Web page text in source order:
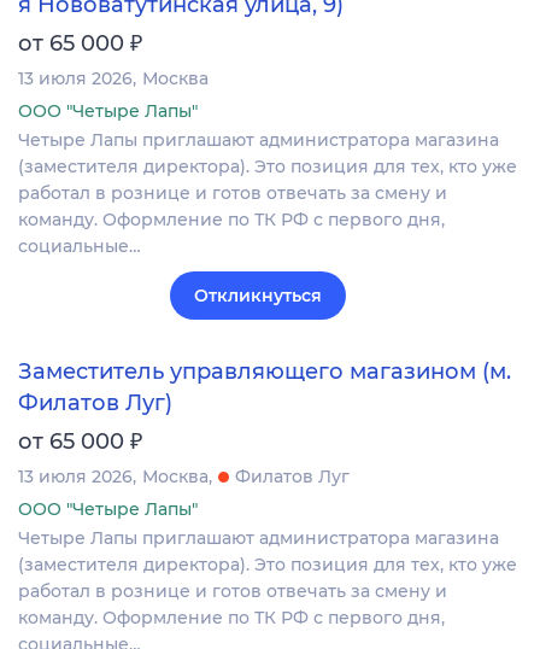
от 65 000 ₽
13 июля 2026 Москва
ООО "Четыре Лапы"
Четыре Лапы приглашают администратора магазина
(заместителя директора). Это позиция для тех, кто уже
работал в рознице и готов отвечать за смену и
команду. Оформление по ТК РФ с первого дня,
социальные…
Откликнуться
Заместитель управляющего магазином (м.
Филатов Луг)
от 65 000 ₽
13 июля 2026 Москва
Филатов Луг
ООО "Четыре Лапы"
Четыре Лапы приглашают администратора магазина
(заместителя директора). Это позиция для тех, кто уже
работал в рознице и готов отвечать за смену и
команду. Оформление по ТК РФ с первого дня,
социальные…